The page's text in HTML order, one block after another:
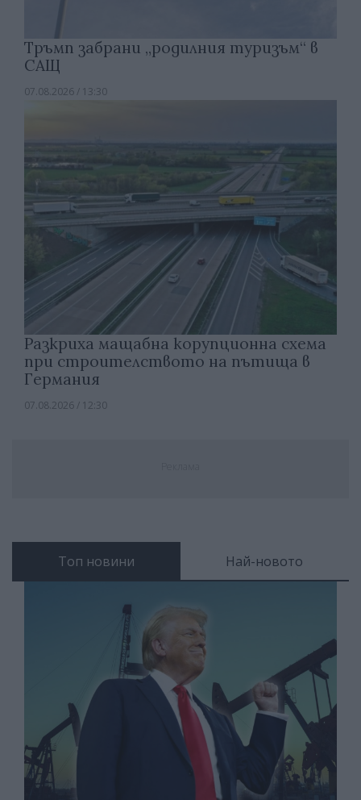
Тръмп забрани „родилния туризъм“ в
САЩ
07.08.2026 / 13:30
Разкриха мащабна корупционна схема
при строителството на пътища в
Германия
07.08.2026 / 12:30
Топ новини Най-новото